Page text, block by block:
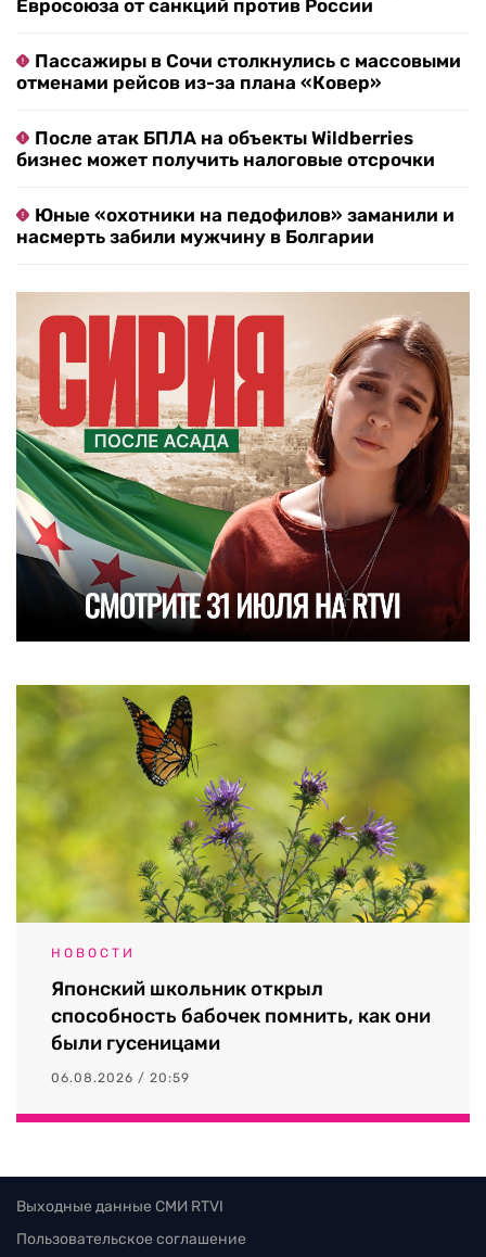
Евросоюза от санкций против России
Пассажиры в Сочи столкнулись с массовыми
отменами рейсов из-за плана «Ковер»
После атак БПЛА на объекты Wildberries
бизнес может получить налоговые отсрочки
Юные «охотники на педофилов» заманили и
насмерть забили мужчину в Болгарии
НОВОСТИ
Японский школьник открыл
способность бабочек помнить, как они
были гусеницами
06.08.2026 / 20:59
Выходные данные СМИ RTVI
Пользовательское соглашение